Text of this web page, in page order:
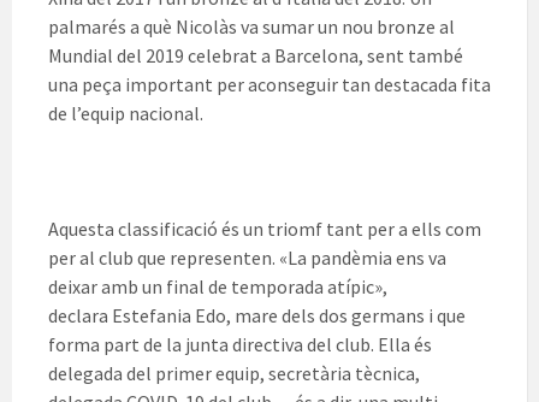
palmarés a què Nicolàs va sumar un nou bronze al
Mundial del 2019 celebrat a Barcelona, sent també
una peça important per aconseguir tan destacada fita
de l’equip nacional.
Aquesta classificació és un triomf tant per a ells com
per al club que representen. «La pandèmia ens va
deixar amb un final de temporada atípic»,
declara Estefania Edo, mare dels dos germans i que
forma part de la junta directiva del club. Ella és
delegada del primer equip, secretària tècnica,